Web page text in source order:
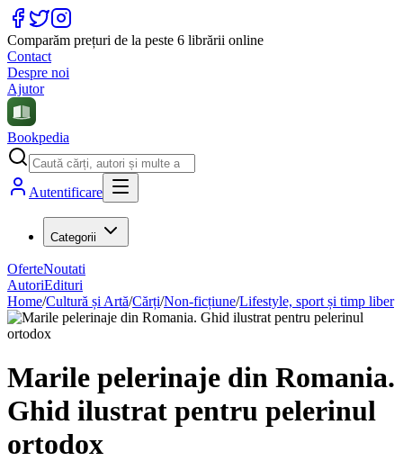
Comparăm prețuri de la peste 6 librării online
Contact
Despre noi
Ajutor
Bookpedia
Autentificare
Categorii
OferteNoutati
AutoriEdituri
Home/Cultură și Artă/Cărți/Non-ficțiune/Lifestyle, sport și timp liber
Marile pelerinaje din Romania.
Ghid ilustrat pentru pelerinul
ortodox